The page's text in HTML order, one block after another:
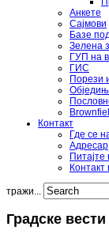
Анкете
Сајмови
Базе
Зелена
ГУП на
ГИС
Порези
Контакт
Где се
Адресар
Питајте
Контакт
тражи...
Градске вести